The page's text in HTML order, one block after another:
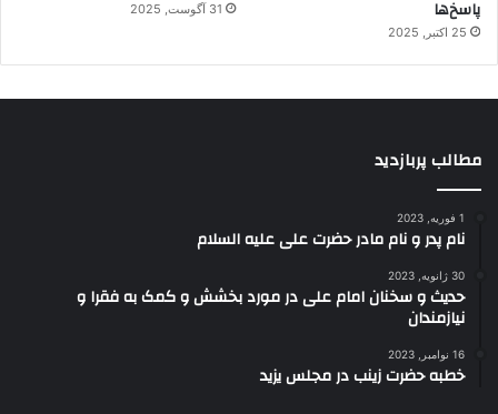
پاسخ‌ها
25 اکتبر, 2025
31 آگوست, 2025
مطالب پربازدید
1 فوریه, 2023
نام پدر و نام مادر حضرت علی علیه السلام
30 ژانویه, 2023
حدیث و سخنان امام علی در مورد بخشش و کمک به فقرا و
نیازمندان
16 نوامبر, 2023
خطبه حضرت زینب در مجلس یزید